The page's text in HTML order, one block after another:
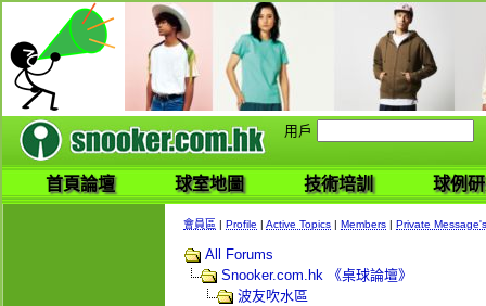
用戶
首頁論壇 球室地圖 技術培訓 球例
會員區 | Profile | Active Topics | Members | Private Message's
All Forums
Snooker.com.hk 《桌球論壇》
波友吹水區